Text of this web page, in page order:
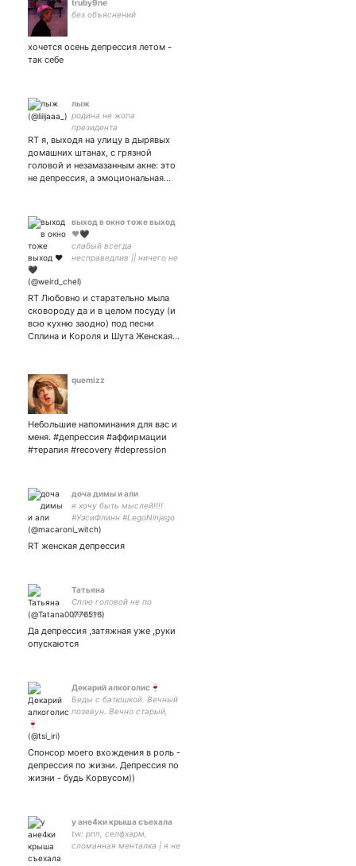
truby9ne
без объяснений
хочется осень депрессия летом -
так себе
лыж
родина не жопа
президента
RT я, выходя на улицу в дырявых
домашних штанах, с грязной
головой и незамазанным акне: это
не депрессия, а эмоциональная…
выход в окно тоже выход
❤️🖤
слабый всегда
несправедлив || ничего не
саныча, свою кошку и
RT Любовно и старательно мыла
сковороду да и в целом посуду (и
всю кухню заодно) под песни
Сплина и Короля и Шута Женская…
quemizz
Небольшие напоминания для вас и
меня. #депрессия #аффирмации
#терапия #recovery #depression
доча димы и али
я хочу быть мыслей!!!!
#УэсиФлинн #LegoNinjago
#HouseofAshes #Arcane
клоны | я люблю этив
RT женская депрессия
Татьяна
Сплю головой не по
феншую
Да депрессия ,затяжная уже ,руки
опускаются
Декарий алкоголис🍷
Беды с батюшкой. Вечный
позевун. Вечно старый,
Спонсор моего вхождения в роль -
депрессия по жизни. Депрессия по
жизни - будь Корвусом))
у ане4ки крыша съехала
tw: рпп, селфхарм,
сломанная менталка | я не